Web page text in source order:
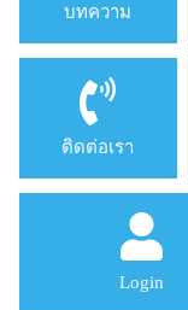
บทความ
ติดต่อเรา
Login